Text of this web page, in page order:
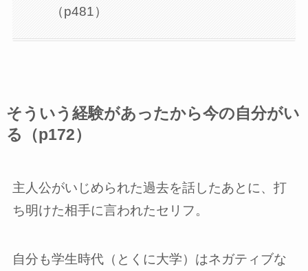
（p481）
そういう経験があったから今の自分がい
る（p172）
主人公がいじめられた過去を話したあとに、打
ち明けた相手に言われたセリフ。
自分も学生時代（とくに大学）はネガティブな